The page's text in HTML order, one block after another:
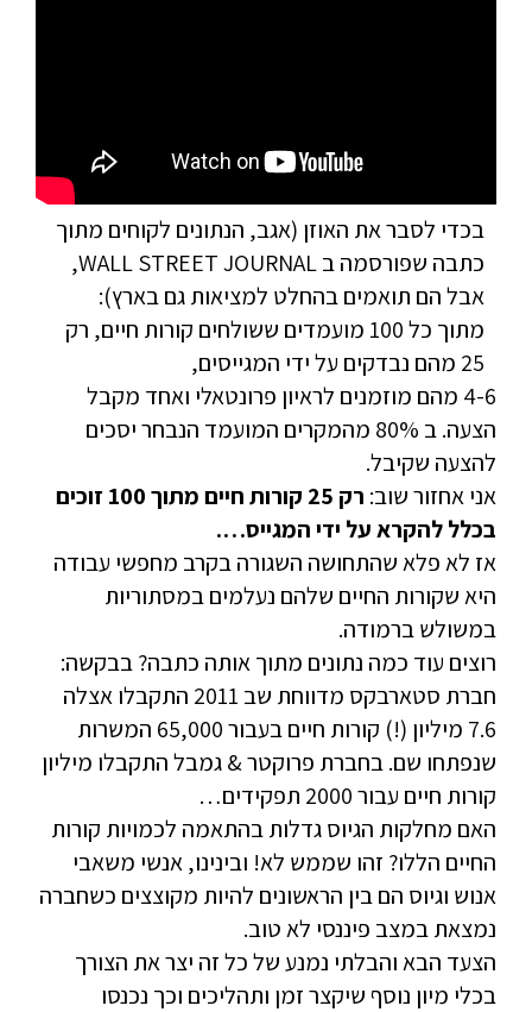
בכדי לסבר את האוזן (אגב, הנתונים לקוחים מתוך
כתבה שפורסמה ב WALL STREET JOURNAL,
אבל הם תואמים בהחלט למציאות גם בארץ):
מתוך כל 100 מועמדים ששולחים קורות חיים, רק
25 מהם נבדקים על ידי המגייסים,
4-6 מהם מוזמנים לראיון פרונטאלי ואחד מקבל
הצעה. ב 80% מהמקרים המועמד הנבחר יסכים
להצעה שקיבל.
אני אחזור שוב:
רק 25 קורות חיים מתוך 100 זוכים
בכלל להקרא על ידי המגייס….
אז לא פלא שהתחושה השגורה בקרב מחפשי עבודה
היא שקורות החיים שלהם נעלמים במסתוריות
במשולש ברמודה.
רוצים עוד כמה נתונים מתוך אותה כתבה? בבקשה:
חברת סטארבקס מדווחת שב 2011 התקבלו אצלה
7.6 מיליון (!) קורות חיים בעבור 65,000 המשרות
שנפתחו שם. בחברת פרוקטר & גמבל התקבלו מיליון
קורות חיים עבור 2000 תפקידים…
האם מחלקות הגיוס גדלות בהתאמה לכמויות קורות
החיים הללו? זהו שממש לא! ובינינו, אנשי משאבי
אנוש וגיוס הם בין הראשונים להיות מקוצצים כשחברה
נמצאת במצב פיננסי לא טוב.
הצעד הבא והבלתי נמנע של כל זה יצר את הצורך
בכלי מיון נוסף שיקצר זמן ותהליכים וכך נכנסו